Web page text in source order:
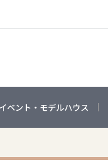
イベント・モデルハウス